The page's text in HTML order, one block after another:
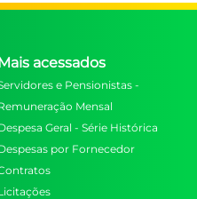
acessados
e Pensionistas -
Mensal
Geral - Série Histórica
por Fornecedor